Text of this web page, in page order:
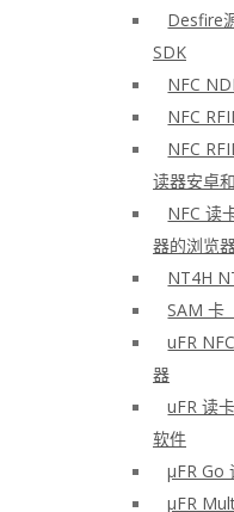
Desfire
SDK
NFC
NFC
NFC
读器安卓
NFC 读
器的浏览
NT4H
SAM 卡
uFR
器
uFR 读
软件
μFR Go
μFR